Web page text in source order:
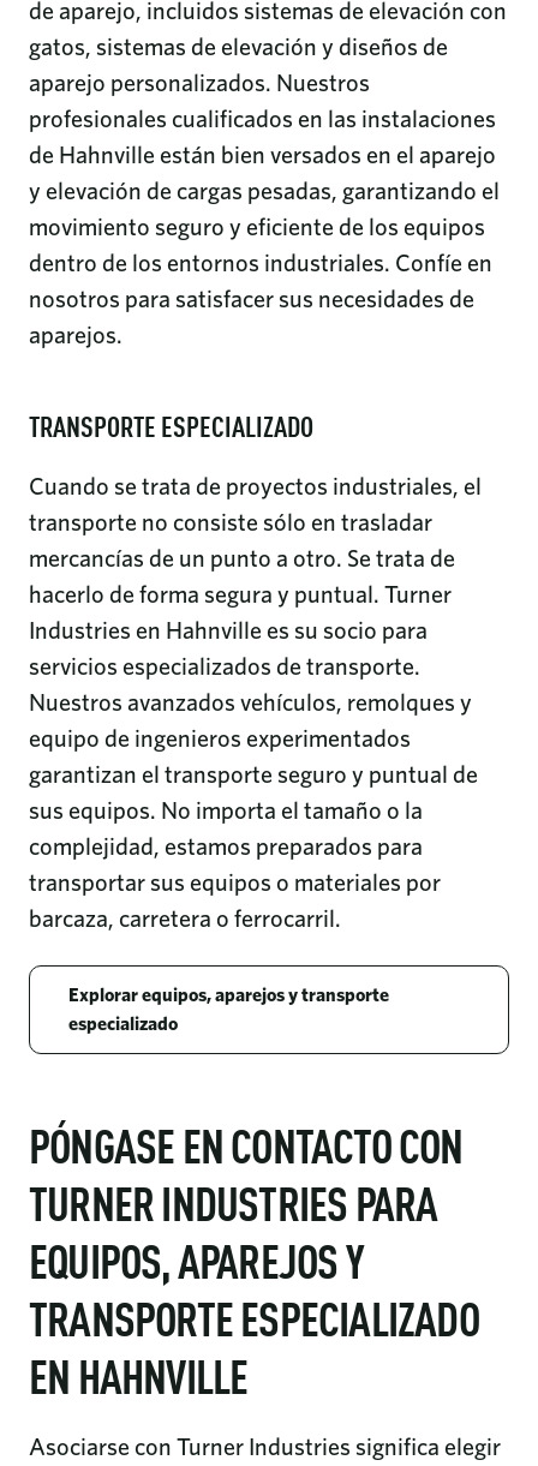
de aparejo, incluidos sistemas de elevación con
gatos, sistemas de elevación y diseños de
aparejo personalizados. Nuestros
profesionales cualificados en las instalaciones
de Hahnville están bien versados en el aparejo
y elevación de cargas pesadas, garantizando el
movimiento seguro y eficiente de los equipos
dentro de los entornos industriales. Confíe en
nosotros para satisfacer sus necesidades de
aparejos.
TRANSPORTE ESPECIALIZADO
Cuando se trata de proyectos industriales, el
transporte no consiste sólo en trasladar
mercancías de un punto a otro. Se trata de
hacerlo de forma segura y puntual. Turner
Industries en Hahnville es su socio para
servicios especializados de transporte.
Nuestros avanzados vehículos, remolques y
equipo de ingenieros experimentados
garantizan el transporte seguro y puntual de
sus equipos. No importa el tamaño o la
complejidad, estamos preparados para
transportar sus equipos o materiales por
barcaza, carretera o ferrocarril.
Explorar equipos, aparejos y transporte
especializado
PÓNGASE EN CONTACTO CON
TURNER INDUSTRIES PARA
EQUIPOS, APAREJOS Y
TRANSPORTE ESPECIALIZADO
EN HAHNVILLE
Asociarse con Turner Industries significa elegir